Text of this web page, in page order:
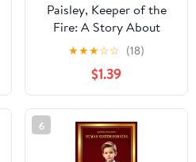
Paisley, Keeper of the
Fire: A Story About
Understanding Pain
★★★☆☆ (18)
$1.39
6